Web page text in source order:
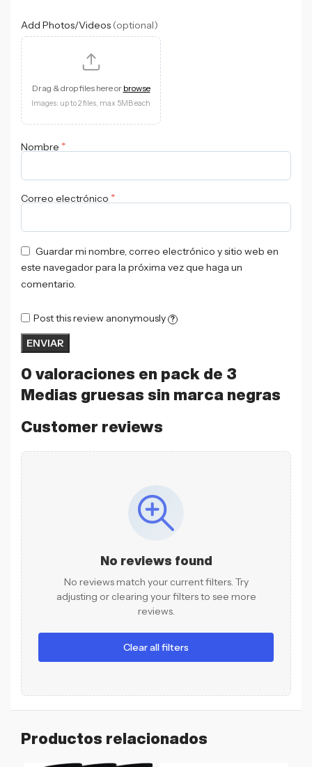
0 valoraciones en pack de 3
Medias gruesas sin marca negras
Customer reviews
No reviews found
No reviews match your current filters. Try
adjusting or clearing your filters to see more
reviews.
Clear all filters
Add Photos/Videos (optional)
Drag & drop files here or browse
Images: up to 2 files, max 5MB each
Nombre *
Correo electrónico *
Guardar mi nombre, correo electrónico y sitio web en
este navegador para la próxima vez que haga un
comentario.
Post this review anonymously ?
Productos relacionados